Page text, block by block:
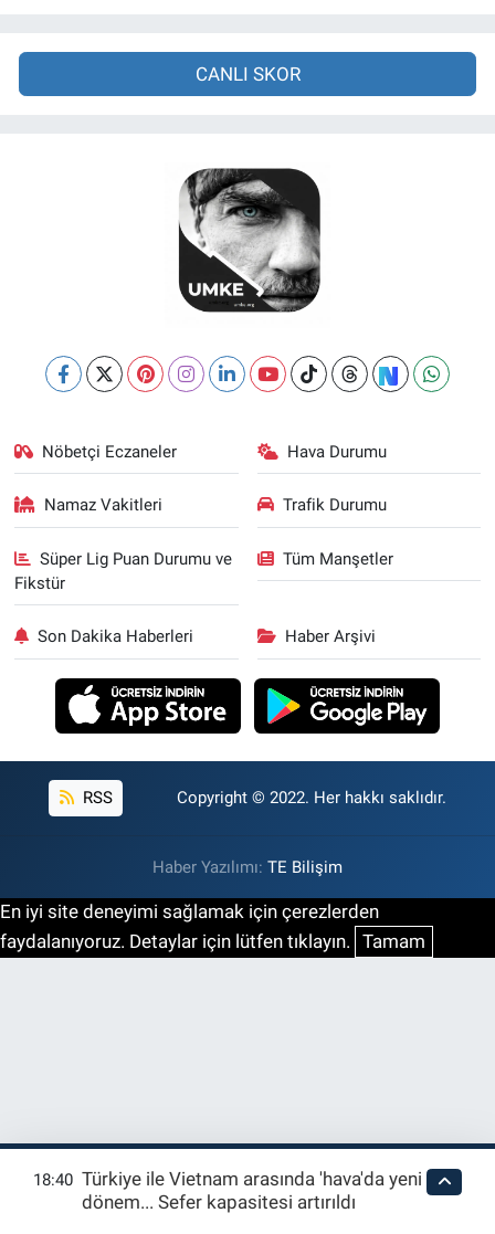
CANLI SKOR
Nöbetçi Eczaneler Hava Durumu
Namaz Vakitleri Trafik Durumu
Süper Lig Puan Durumu ve
Fikstür
Tüm Manşetler
Son Dakika Haberleri Haber Arşivi
RSS Copyright © 2022. Her hakkı saklıdır.
Haber Yazılımı: TE Bilişim
En iyi site deneyimi sağlamak için çerezlerden
faydalanıyoruz. Detaylar için lütfen tıklayın. Tamam
18:40 Türkiye ile Vietnam arasında 'hava'da yeni
dönem... Sefer kapasitesi artırıldı